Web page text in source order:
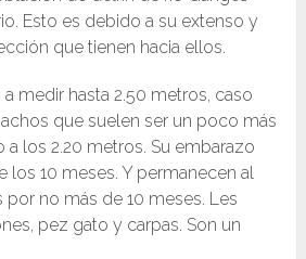
Esto es debido a su extenso y
que tienen hacia ellos.
medir hasta 2.50 metros, caso
que suelen ser un poco más
los 2.20 metros. Su embarazo
los 10 meses. Y permanecen al
no más de 10 meses. Les
pez gato y carpas. Son un